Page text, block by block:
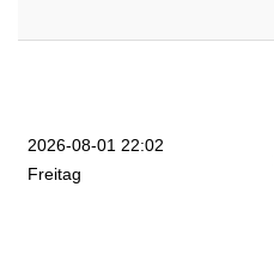
2026-08-01 22:02
Freitag